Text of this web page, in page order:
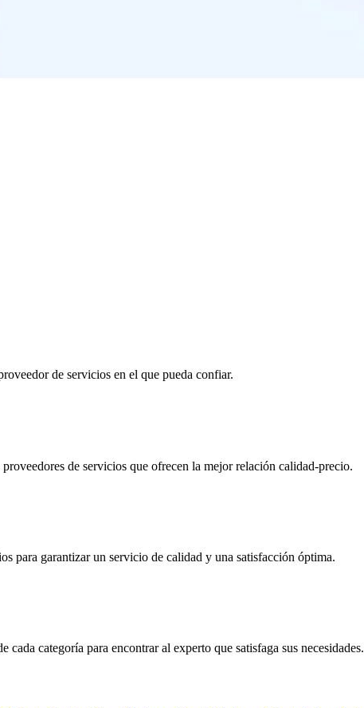
de servicios en el que pueda confiar.
de servicios que ofrecen la mejor relación calidad-precio.
para garantizar un servicio de calidad y una satisfacción óptima.
categoría para encontrar al experto que satisfaga sus necesidades.